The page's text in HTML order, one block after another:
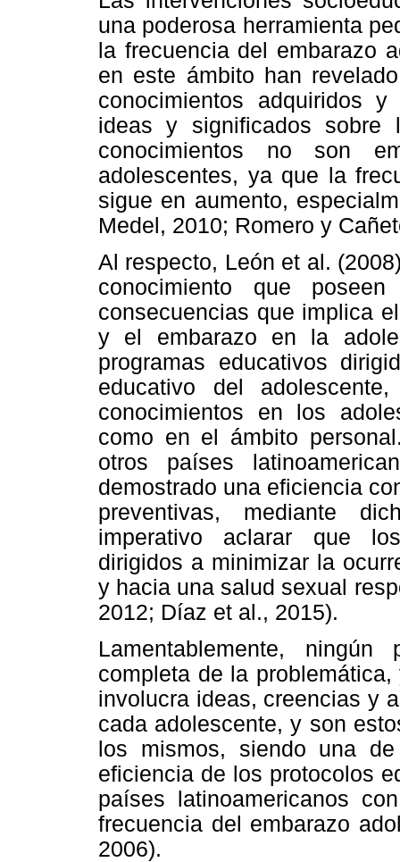
una poderosa herramienta
la frecuencia del embarazo
en este ámbito han
conocimientos adquiridos
ideas y significados sobre
conocimientos no son
adolescentes, ya que la
sigue en aumento,
Medel, 2010; Romero y
Al respecto, León et al.
conocimiento que
consecuencias que implica
y el embarazo en la
programas educativos
educativo del
conocimientos en los
como en el ámbito
otros países
demostrado una eficiencia
preventivas, mediante
imperativo aclarar que
dirigidos a minimizar la
y hacia una salud sexual
2012; Díaz et al., 2015).
Lamentablemente,
completa de la
involucra ideas, creencias y
cada adolescente, y son
los mismos, siendo una
eficiencia de los protocolos
países latinoamericanos
frecuencia del embarazo
2006).